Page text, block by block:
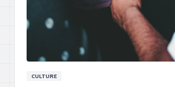
CULTURE